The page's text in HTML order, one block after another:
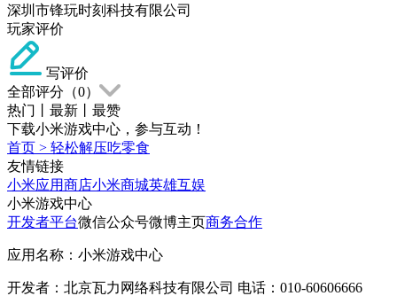
深圳市锋玩时刻科技有限公司
玩家评价
写评价
全部评分（0）
热门
最新
最赞
下载小米游戏中心，参与互动！
首页 > 轻松解压吃零食
友情链接
小米应用商店小米商城英雄互娱
小米游戏中心
开发者平台微信公众号微博主页商务合作
应用名称：小米游戏中心
开发者：北京瓦力网络科技有限公司 电话：010-60606666